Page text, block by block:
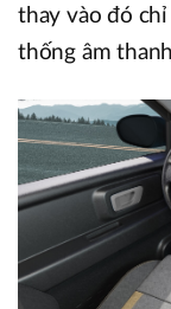
thay vào đó
thống âm